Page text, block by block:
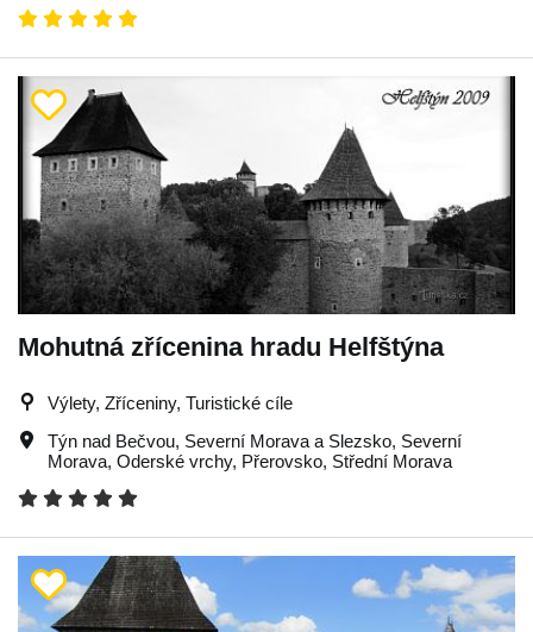
Mohutná zřícenina hradu Helfštýna
Výlety, Zříceniny, Turistické cíle
Týn nad Bečvou, Severní Morava a Slezsko, Severní
Morava, Oderské vrchy, Přerovsko, Střední Morava